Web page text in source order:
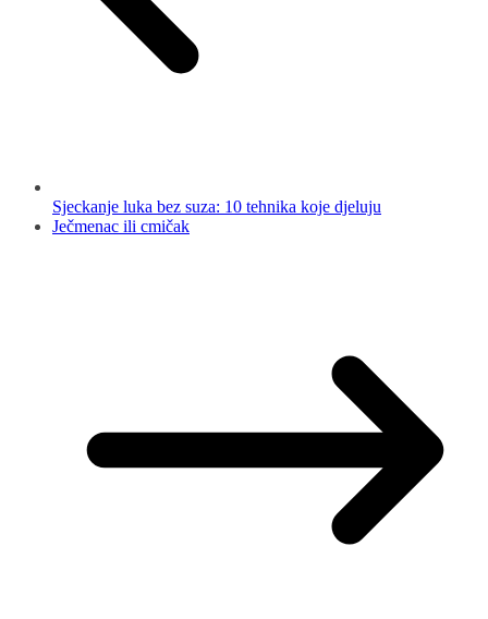
Sjeckanje luka bez suza: 10 tehnika koje djeluju
Ječmenac ili cmičak